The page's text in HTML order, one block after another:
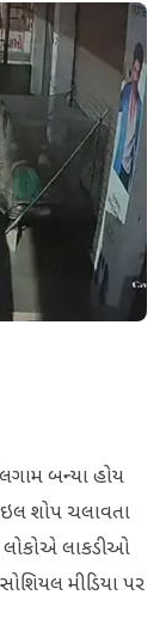
બન્યા હોય
શોપ ચલાવતા
લોકોએ લાકડીઓ
મીડિયા પર